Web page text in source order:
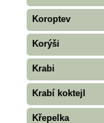
Koroptev
Korýši
Krabi
Krabí koktejl
Křepelka